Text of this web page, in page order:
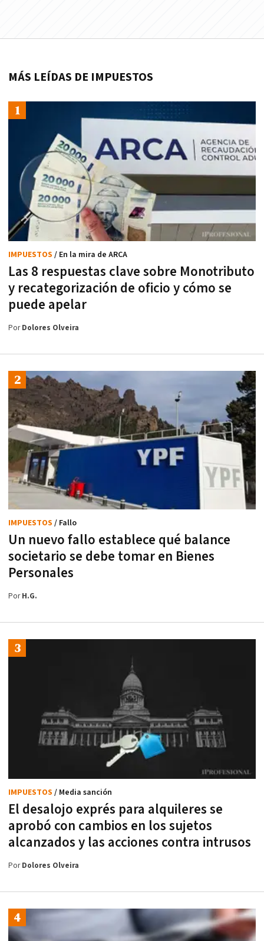
MÁS LEÍDAS DE IMPUESTOS
Las 8 respuestas clave sobre Monotributo
y recategorización de oficio y cómo se
puede apelar
IMPUESTOS / En la mira de ARCA
PorDolores Olveira
Un nuevo fallo establece qué balance
societario se debe tomar en Bienes
Personales
IMPUESTOS / Fallo
PorH.G.
El desalojo exprés para alquileres se
aprobó con cambios en los sujetos
alcanzados y las acciones contra intrusos
IMPUESTOS / Media sanción
PorDolores Olveira